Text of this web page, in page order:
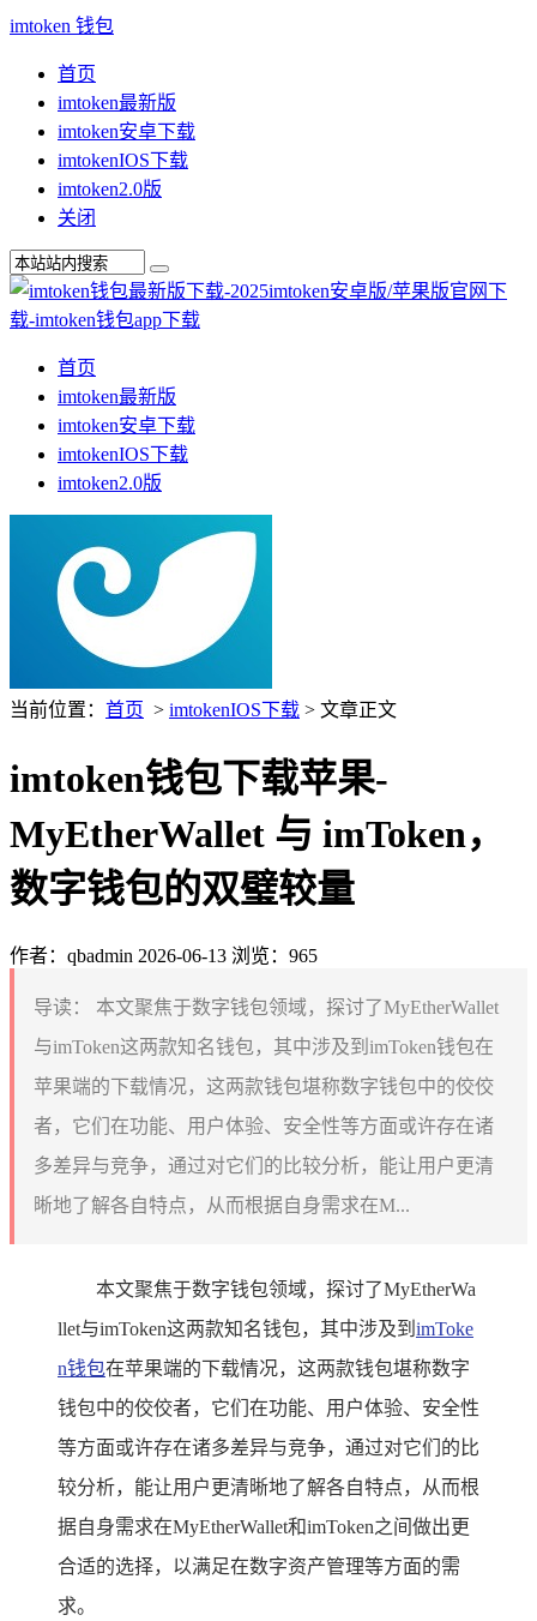
imtoken 钱包
首页
imtoken最新版
imtoken安卓下载
imtokenIOS下载
imtoken2.0版
关闭
首页
imtoken最新版
imtoken安卓下载
imtokenIOS下载
imtoken2.0版
当前位置： 首页 > imtokenIOS下载 > 文章正文
imtoken钱包下载苹果-
MyEtherWallet 与 imToken，
数字钱包的双璧较量
作者：qbadmin 2026-06-13 浏览：965
导读：
本文聚焦于数字钱包领域，探讨了MyEtherWallet
与imToken这两款知名钱包，其中涉及到imToken钱包在
苹果端的下载情况，这两款钱包堪称数字钱包中的佼佼
者，它们在功能、用户体验、安全性等方面或许存在诸
多差异与竞争，通过对它们的比较分析，能让用户更清
晰地了解各自特点，从而根据自身需求在M...
本文聚焦于数字钱包领域，探讨了MyEtherWa
llet与imToken这两款知名钱包，其中涉及到 imToke
n钱包在苹果端的下载情况，这两款钱包堪称数字
钱包中的佼佼者，它们在功能、用户体验、安全性
等方面或许存在诸多差异与竞争，通过对它们的比
较分析，能让用户更清晰地了解各自特点，从而根
据自身需求在MyEtherWallet和imToken之间做出更
合适的选择，以满足在数字资产管理等方面的需
求。